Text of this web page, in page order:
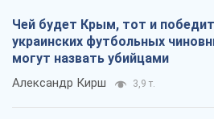
Чей будет Крым, тот и
украинских футбольных
могут назвать убийцами
Александр Кирш 3,9 т.